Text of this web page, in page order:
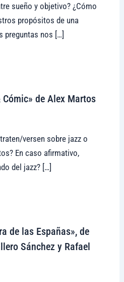
sueño y objetivo? ¿Cómo
propósitos de una
preguntas nos […]
Cómic» de Alex Martos
versen sobre jazz o
En caso afirmativo,
del jazz? […]
de las Españas», de
Sánchez y Rafael